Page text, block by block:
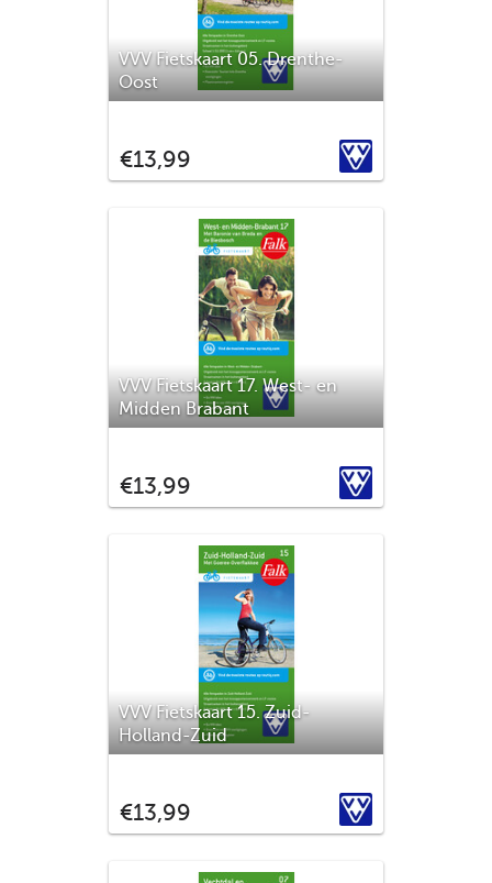
VVV Fietskaart 05. Drenthe-
Oost
wonderschone natuur waar je deze
monumentale historische bouwwerken
terug. Ook de straatnamen in het
buitengebied zijn aangegeven.
€13,99 VVV
VVV Fietskaart 17. West- en
Midden Brabant
gebied bekend is. Ook jij kunt de
bourgondische levensstijl van de
fietskaart rond te trekken via het fiets
knooppunten netwerk. Ook alle
€13,99 VVV
VVV Fietskaart 15. Zuid-
Holland-Zuid
Tiengemeten omringd door het
Haringvliet. Delft en de Drechtsteden,
Ontdek met deze fietskaart de mooiste
€13,99 VVV